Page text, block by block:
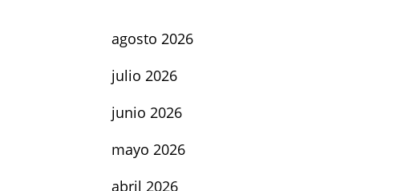
agosto 2026
julio 2026
junio 2026
mayo 2026
abril 2026